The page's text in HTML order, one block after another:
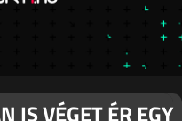
IS VÉGET ÉR EGY